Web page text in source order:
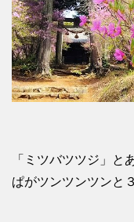
「ミツバツツジ」と
ぱがツンツンツンと